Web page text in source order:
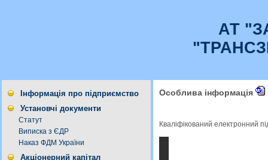
АТ
Інформація про підприємство
Установчі документи
Статут
Виписка з ЄДР
Наказ ФДМ України
Акціонерний капітал
Особлива інформація
Кваліфікований електронний